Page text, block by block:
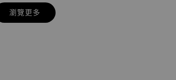
瀏覽更多